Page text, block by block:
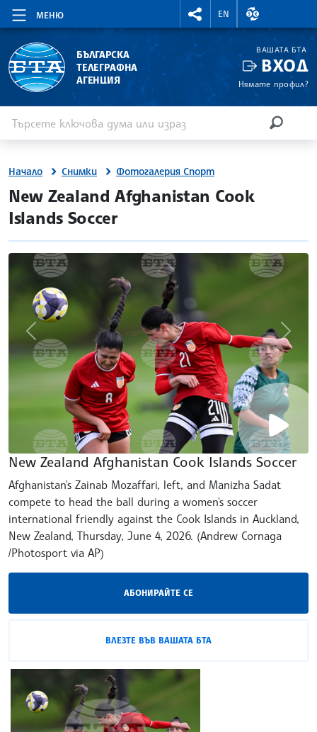
МЕНЮ
RIGHTMENU.SOCIAL
EN
ВАЛУТНИ
БЪЛГАРСКА
ТЕЛЕГРАФНА
АГЕНЦИЯ
ВАШАТА БТА
ВХОД
Нямате профил?
Начало Снимки Фотогалерия Спорт
New Zealand Afghanistan Cook
Islands Soccer
gallery.prev
New Zealand Afghanistan Cook Islands Soccer
Afghanistan's Zainab Mozaffari, left, and Manizha Sadat
compete to head the ball during a women's soccer
international friendly against the Cook Islands in Auckland,
New Zealand, Thursday, June 4, 2026. (Andrew Cornaga
/Photosport via AP)
АБОНИРАЙТЕ СЕ
ВЛЕЗТЕ ВЪВ ВАШАТА БТА